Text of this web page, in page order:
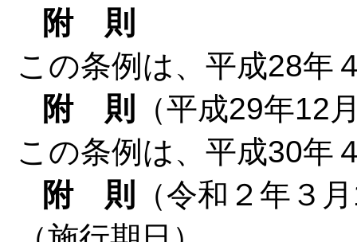
附 則
この条例は、平成28年
附 則
（平成29年12
この条例は、平成30年
附 則
（令和２年３